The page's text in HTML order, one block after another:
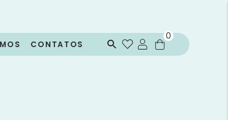
CONTATOS
0